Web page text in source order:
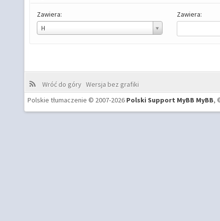
Zawiera:
H
Login
Zawiera:
Wróć do góry Wersja bez grafiki
Polskie tłumaczenie © 2007-2026 Polski Support MyBB MyBB,